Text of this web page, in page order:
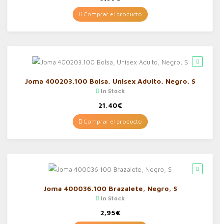
Comprar el producto
Joma 400203.100 Bolsa, Unisex Adulto, Negro, S
In Stock
21,40€
Comprar el producto
Joma 400036.100 Brazalete, Negro, S
In Stock
2,95€